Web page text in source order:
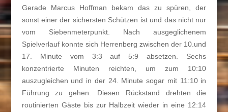
Gerade Marcus Hoffman bekam das zu spüren, der
sonst einer der sichersten Schützen ist und das nicht nur
vom Siebenmeterpunkt. Nach ausgeglichenem
Spielverlauf konnte sich Herrenberg zwischen der 10.und
17. Minute vom 3:3 auf 5:9 absetzen. Sechs
konzentrierte Minuten reichten, um zum 10:10
auszugleichen und in der 24. Minute sogar mit 11:10 in
Führung zu gehen. Diesen Rückstand drehten die
routinierten Gäste bis zur Halbzeit wieder in eine 12:14